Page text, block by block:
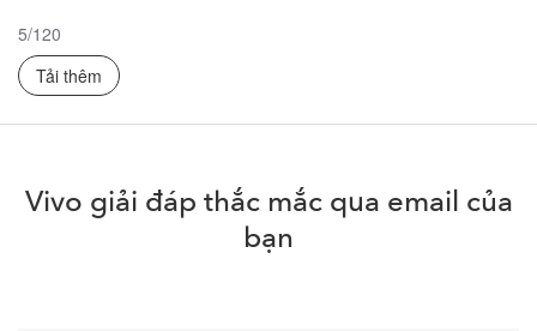
Tải thêm
5/120
Vivo giải đáp thắc mắc qua email của
bạn